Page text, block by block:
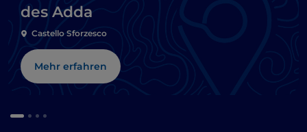
des Adda
Castello Sforzesco
Mehr erfahren